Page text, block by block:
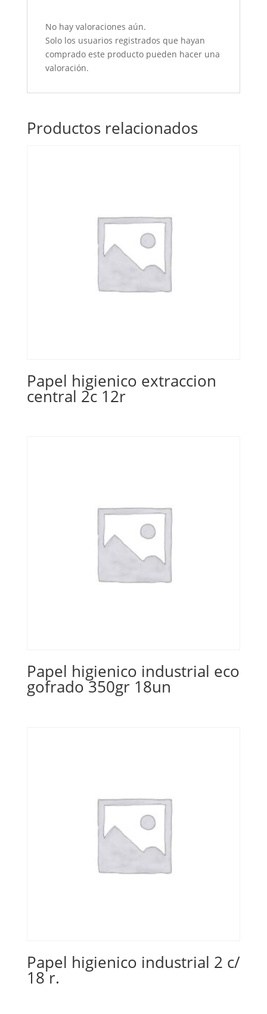
No hay valoraciones aún.
Solo los usuarios registrados que hayan
comprado este producto pueden hacer una
valoración.
Productos relacionados
Papel higienico extraccion
central 2c 12r
Papel higienico industrial eco
gofrado 350gr 18un
Papel higienico industrial 2 c/
18 r.